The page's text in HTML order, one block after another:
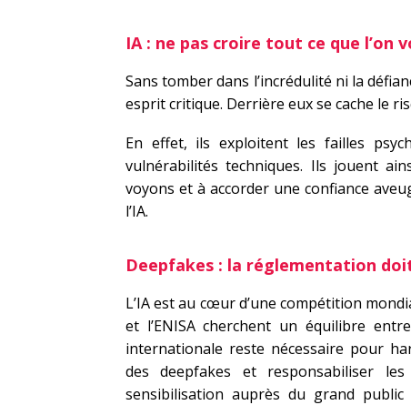
IA : ne pas croire tout ce que l’on
Sans tomber dans l’incrédulité ni la
esprit critique. Derrière eux se cache le
En effet, ils exploitent les failles
vulnérabilités techniques. Ils jouent
voyons et à accorder une confiance
l’IA.
Deepfakes : la réglementation
L’IA est au cœur d’une compétition
et l’ENISA cherchent un équilibre
internationale reste nécessaire pour
des deepfakes et responsabiliser
sensibilisation auprès du grand